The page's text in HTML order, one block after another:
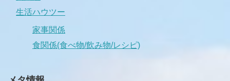
生活ハウツー
家事関係
食関係(食べ物/飲み物/レシピ)